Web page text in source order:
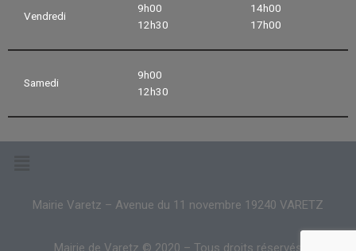
Vendredi
9h00
12h30
14h00
17h00
Samedi
9h00
12h30
Mairie Varetz – Avenue du 11 novembre 19240 VARETZ
Mairie de Varetz © 2020 – Tous droits réservés